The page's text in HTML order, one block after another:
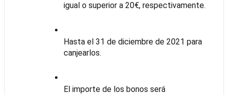
igual o superior a 20€, respectivamente.
Hasta el 31 de diciembre de 2021 para
canjearlos.
El importe de los bonos será